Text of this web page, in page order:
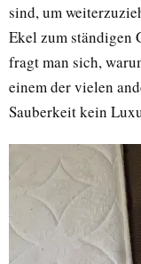
sind, um
Ekel zum ständigen
fragt man sich,
einem der vielen
Sauberkeit kein